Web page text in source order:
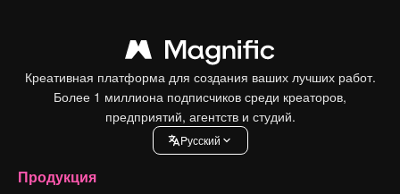
Креативная платформа для создания ваших лучших работ.
Более 1 миллиона подписчиков среди креаторов,
предприятий, агентств и студий.
Pусский
Продукция